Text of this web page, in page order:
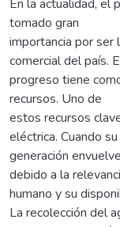
En la actualidad, el
tomado gran
importancia por ser
comercial del país.
progreso tiene
recursos. Uno de
estos recursos
eléctrica. Cuando su
generación
debido a la
humano y su
La recolección del